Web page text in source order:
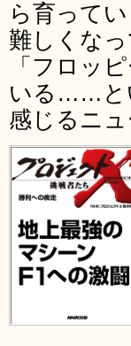
ら育って
難しくな
「フロッ
いる……と
感じるニュ